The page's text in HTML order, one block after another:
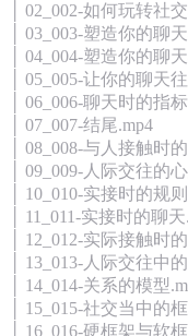
│ 02_002-如何玩转社
│ 03_003-塑造你的聊
│ 04_004-塑造你的聊
│ 05_005-让你的聊天
│ 06_006-聊天时的指
│ 07_007-结尾.mp4
│ 08_008-与人接触时
│ 09_009-人际交往的
│ 10_010-实接时的规
│ 11_011-实接时的聊
│ 12_012-实际接触时
│ 13_013-人际交往中
│ 14_014-关系的模型
│ 15_015-社交当中的
│ 16_016-硬框架与软